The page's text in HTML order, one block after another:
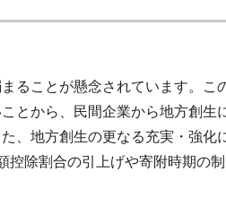
ることが懸念されています。こ
とから、民間企業から地方創生
、地方創生の更なる充実・強化
除割合の引上げや寄附時期の